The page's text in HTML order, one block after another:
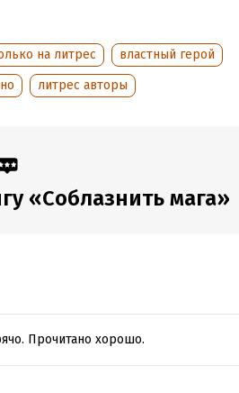
на литрес
властный герой
литрес авторы
«Соблазнить мага»
Прочитано хорошо.